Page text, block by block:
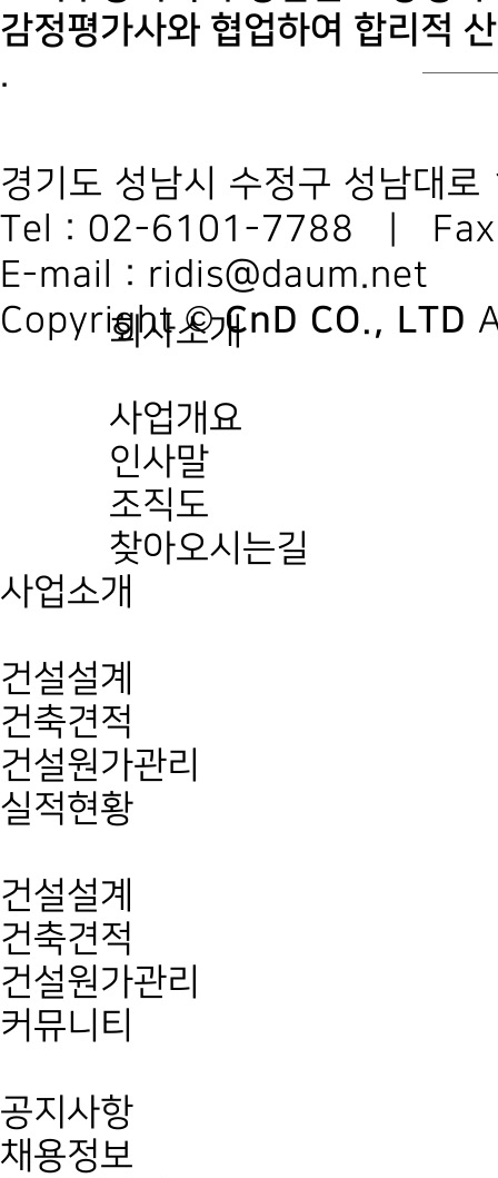
감정평가사와 협업하여 합리적
.
경기도 성남시 수정구 성남대
Tel : 02-6101-7788 |
E-mail :
Copyright ©CnD CO., LTD
회사소개
사업개요
인사말
조직도
찾아오시는길
사업소개
건설설계
건축견적
건설원가관리
실적현황
건설설계
건축견적
건설원가관리
커뮤니티
공지사항
채용정보